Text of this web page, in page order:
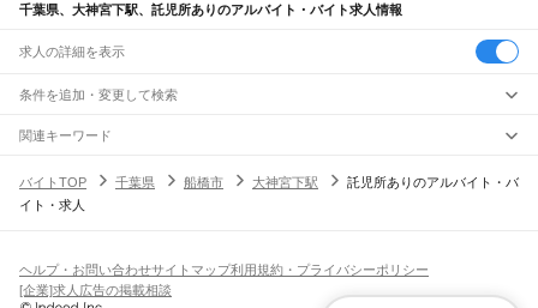
千葉県、大神宮下駅、託児所ありのアルバイト・バイト求人情報
求人の詳細を表示
条件を追加・変更して検索
市区町村を追加・変更
千葉県すべて
千葉市
旭市習志野市柏市勝浦市市原市流山市八千代市我孫子市鴨川市鎌ケ谷市
君津市富津市浦安市 印西市白井市富里市南房総市
駅を追加・変更
JR中央・総武線
市川駅本八幡駅下総中山駅 津田沼駅
幕張駅
職種を追加・変更
飲食・フードサービスすべて
ホールスタッフキッチンスタッフ
人気
雇用形態を追加・変更
関連キーワード
バイトTOP
千葉県 船橋市 大神宮下駅
託児所ありのアルバイト・バ
イト・求人
ヘルプ・お問い合わせサイトマップ利用規約・プライバシーポリシー
[企業]求人広告の掲載相談